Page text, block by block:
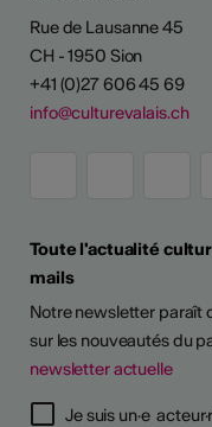
Rue de Lausanne 45
CH - 1950 Sion
+41 (0)27 606 45 69
info@culturevalais.ch
Toute l'actualité
mails
Notre newsletter paraît
sur les nouveautés du
newsletter actuelle
Je suis un·e